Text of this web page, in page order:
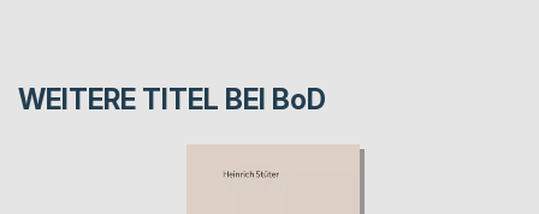
WEITERE TITEL BEI BoD